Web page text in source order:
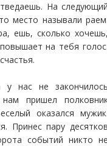
На
место называли
ешь, сколько
на тебя
нас не
пришел
оказался
Принес пару
событий никто